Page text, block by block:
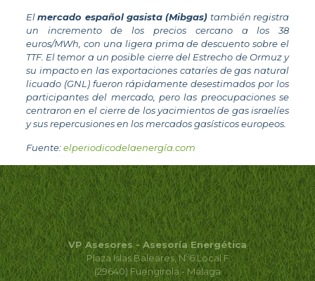
Elmercado español gasista (Mibgas) también registra
un incremento de los precios cercano a los 38
euros/MWh, con una ligera prima de descuento sobre el
TTF. El temor a un posible cierre del Estrecho de Ormuz y
su impacto en las exportaciones cataríes de gas natural
licuado (GNL) fueron rápidamente desestimados por los
participantes del mercado, pero las preocupaciones se
centraron en el cierre de los yacimientos de gas israelíes
y sus repercusiones en los mercados gasísticos europeos.
Fuente:elperiodicodelaenergía.com
VP Asesores - Asesoría Energética
Plaza Islas Baleares, Nº6 Local F
(29640) Fuengirola - Málaga